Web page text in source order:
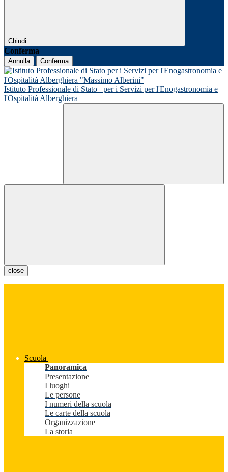
Chiudi
Conferma
Annulla Conferma
Istituto Professionale di Stato
per i Servizi per l'Enogastronomia e
l'Ospitalità Alberghiera
close
Scuola
Panoramica
Presentazione
I luoghi
Le persone
I numeri della scuola
Le carte della scuola
Organizzazione
La storia